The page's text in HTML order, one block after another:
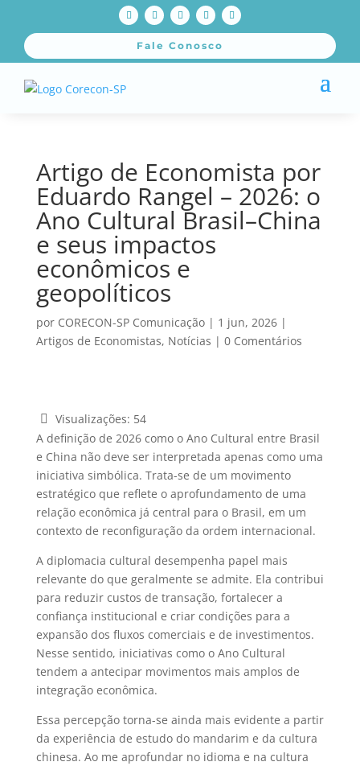
Fale Conosco
Artigo de Economista por
Eduardo Rangel – 2026: o
Ano Cultural Brasil–China
e seus impactos
econômicos e
geopolíticos
por CORECON-SP Comunicação| 1 jun, 2026|
Artigos de Economistas, Notícias | 0 Comentários
Visualizações: 54
A definição de 2026 como o Ano Cultural entre Brasil
e China não deve ser interpretada apenas como uma
iniciativa simbólica. Trata-se de um movimento
estratégico que reflete o aprofundamento de uma
relação econômica já central para o Brasil, em um
contexto de reconfiguração da ordem internacional.
A diplomacia cultural desempenha papel mais
relevante do que geralmente se admite. Ela contribui
para reduzir custos de transação, fortalecer a
confiança institucional e criar condições para a
expansão dos fluxos comerciais e de investimentos.
Nesse sentido, iniciativas como o Ano Cultural
tendem a antecipar movimentos mais amplos de
integração econômica.
Essa percepção torna-se ainda mais evidente a partir
da experiência de estudo do mandarim e da cultura
chinesa. Ao me aprofundar no idioma e na cultura